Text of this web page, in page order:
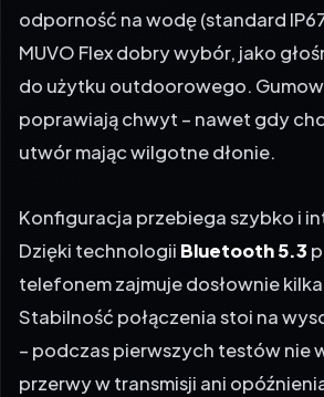
odporność na wodę (standard
MUVO Flex dobry wybór, jako
do użytku outdoorowego.
poprawiają chwyt – nawet gdy
utwór mając wilgotne dłonie.
Konfiguracja przebiega szybko i
Dzięki technologii Bluetooth 5.3
telefonem zajmuje dosłownie
Stabilność połączenia stoi na
– podczas pierwszych testów nie
przerwy w transmisji ani